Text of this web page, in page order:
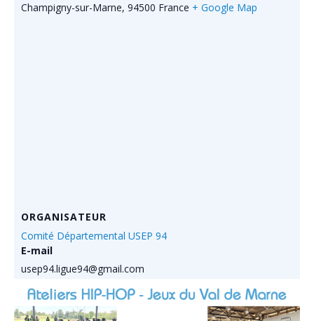
Champigny-sur-Marne, 94500 France + Google Map
ORGANISATEUR
Comité Départemental USEP 94
E-mail
usep94.ligue94@gmail.com